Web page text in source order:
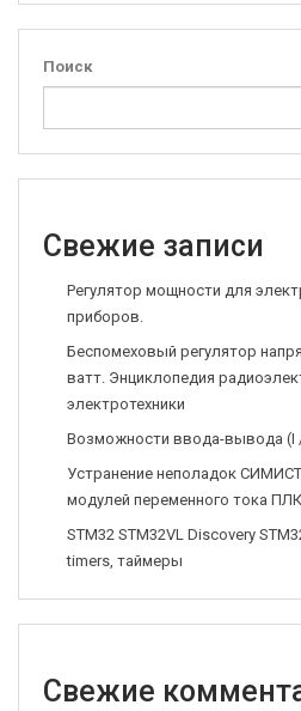
Поиск
Свежие записи
Регулятор мощности для
приборов.
Беспомеховый регулятор
ватт. Энциклопедия
электротехники
Возможности ввода-вывода (I
Устранение неполадок
модулей переменного тока ПЛК
STM32 STM32VL Discovery
timers, таймеры
Свежие